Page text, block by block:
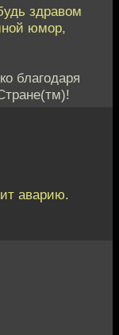
здравом
юмор,
благодаря
аварию.